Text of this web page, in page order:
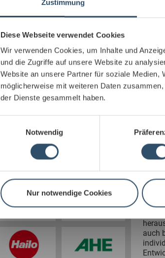
Zustimmung
Diese Webseite verwendet Cookies
Wir verwenden Cookies, um Inhalte und
und die Zugriffe auf unsere Website zu
Website an unsere Partner für soziale Medien,
möglicherweise mit weiteren Daten
der Dienste gesammelt haben.
Notwendig
Nur notwendige Cookies
​​​​​​​Mit
bei
auch